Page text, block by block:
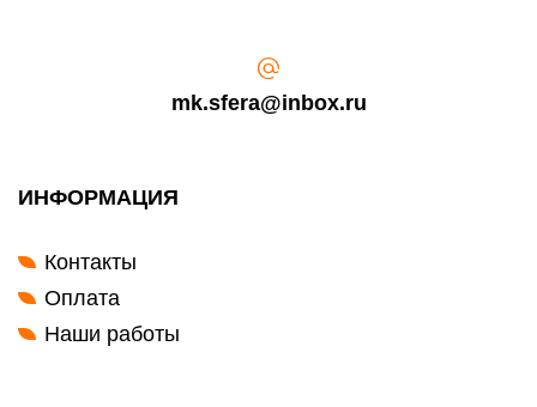
mk.sfera@inbox.ru
ИНФОРМАЦИЯ
Контакты
Оплата
Наши работы